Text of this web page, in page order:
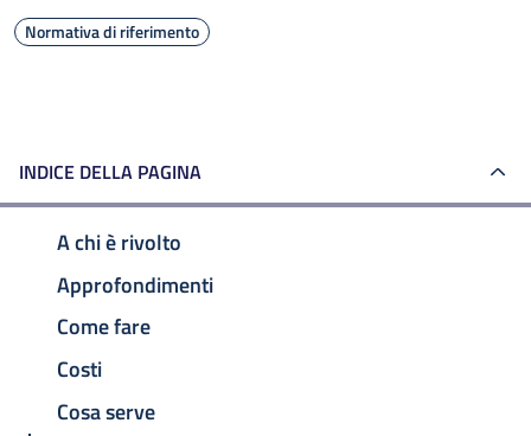
Normativa di riferimento
INDICE DELLA PAGINA
A chi è rivolto
Approfondimenti
Come fare
Costi
Cosa serve